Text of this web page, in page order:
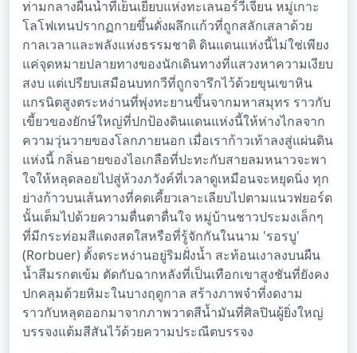
ท่ามกลางผืนน้ำที่เย็นเยียบแห่งทะเลนอร์วีเจียน หมู่เกาะ
โลโฟเทนปรากฏกายขึ้นดั่งผลึกแก้วที่ถูกสลักเสลาด้วย
กาลเวลาและพลังแห่งธรรมชาติ ดินแดนแห่งนี้ไม่ใช่เพียง
แค่จุดหมายปลายทางของนักเดินทางที่แสวงหาความเงียบ
สงบ แต่เปรียบเสมือนบทกวีที่ถูกจารึกไว้ด้วยขุนเขาหิน
แกรนิตสูงตระหง่านที่พุ่งทะยานขึ้นจากมหาสมุทร ราวกับ
เขี้ยวของยักษ์ใหญ่ที่ปกป้องดินแดนแห่งนี้ให้ห่างไกลจาก
ความวุ่นวายของโลกภายนอก เมื่อเราก้าวเท้าลงสู่แผ่นดิน
แห่งนี้ กลิ่นอายของไอเกลือที่ปะทะกับสายลมหนาวจะพา
ใจให้หลุดลอยไปสู่ห้วงภวังค์ที่เวลาดูเหมือนจะหยุดนิ่ง ทุก
ย่างก้าวบนเส้นทางที่คดเคี้ยวเลาะเลียบไปตามแนวฟยอร์ด
นั้นเต็มไปด้วยความตื่นตาตื่นใจ หมู่บ้านชาวประมงเล็กๆ
ที่มีกระท่อมสีแดงสดใสหรือที่รู้จักกันในนาม 'รอรบู'
(Rorbuer) ตั้งตระหง่านอยู่ริมฝั่งน้ำ สะท้อนเงาลงบนผืน
น้ำสีมรกตเข้ม ตัดกับฉากหลังที่เป็นเทือกเขาสูงชันที่ยังคง
ปกคลุมด้วยหิมะในบางฤดูกาล สร้างภาพจำที่งดงาม
ราวกับหลุดออกมาจากภาพวาดสีน้ำมันที่ศิลปินผู้ยิ่งใหญ่
บรรจงแต้มสีสันไว้ด้วยความประณีตบรรจง